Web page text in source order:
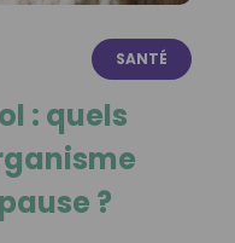
SANTÉ
: quels
?